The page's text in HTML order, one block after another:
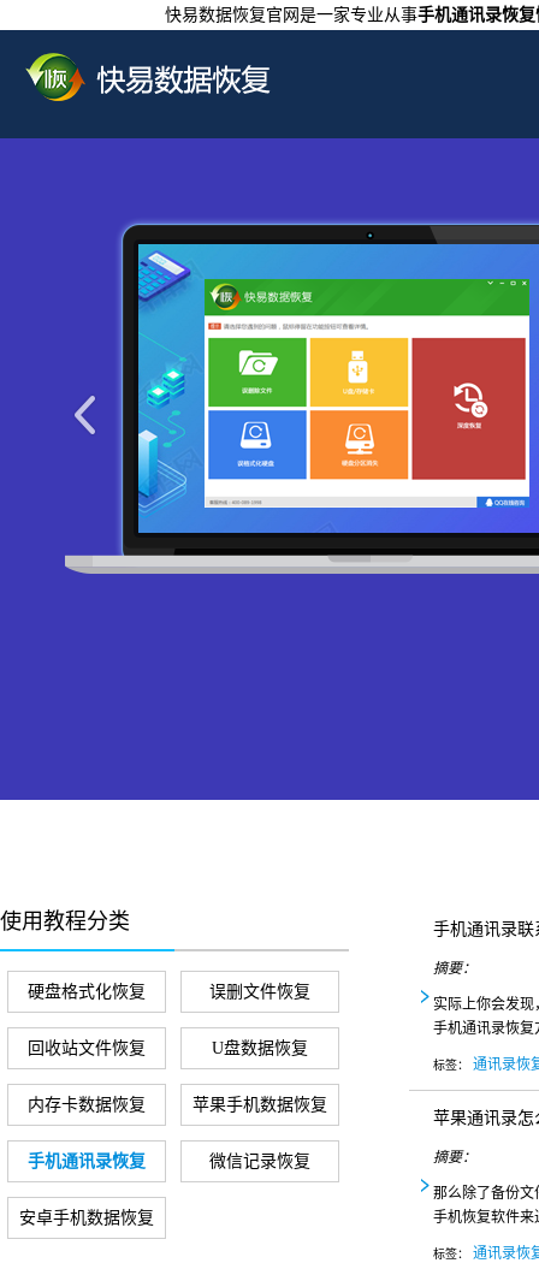
快易数据恢复官网是一家专业从事手机通讯录恢
使用教程分类
硬盘格式化恢复 误删文件恢复
回收站文件恢复 U盘数据恢复
内存卡数据恢复 苹果手机数据恢复
手机通讯录恢复 微信记录恢复
安卓手机数据恢复
手机通讯录
摘要：
实际上你会发现
手机通讯录恢复
标签： 通讯录恢
苹果通讯录怎
摘要：
那么除了备份文
手机恢复软件来
标签： 通讯录恢